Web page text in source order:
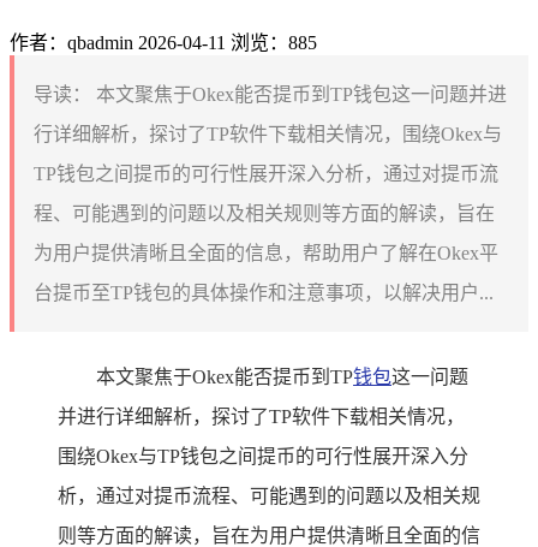
作者：qbadmin 2026-04-11 浏览：885
导读：
本文聚焦于Okex能否提币到TP钱包这一问题并进
行详细解析，探讨了TP软件下载相关情况，围绕Okex与
TP钱包之间提币的可行性展开深入分析，通过对提币流
程、可能遇到的问题以及相关规则等方面的解读，旨在
为用户提供清晰且全面的信息，帮助用户了解在Okex平
台提币至TP钱包的具体操作和注意事项，以解决用户...
本文聚焦于Okex能否提币到TP钱包这一问题
并进行详细解析，探讨了TP软件下载相关情况，
围绕Okex与TP钱包之间提币的可行性展开深入分
析，通过对提币流程、可能遇到的问题以及相关规
则等方面的解读，旨在为用户提供清晰且全面的信